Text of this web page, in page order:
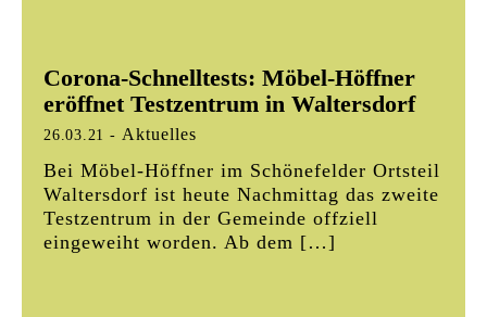
Corona-Schnelltests: Möbel-Höffner
eröffnet Testzentrum in Waltersdorf
26.03.21 - Aktuelles
Bei Möbel-Höffner im Schönefelder Ortsteil
Waltersdorf ist heute Nachmittag das zweite
Testzentrum in der Gemeinde offziell
eingeweiht worden. Ab dem […]